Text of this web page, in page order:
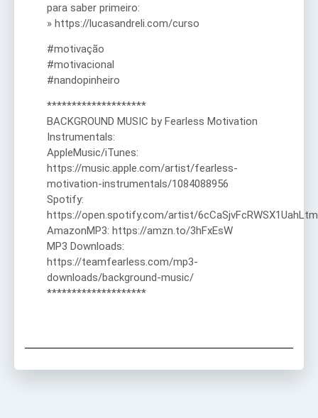
para saber primeiro:
» https://lucasandreli.com/curso
#motivação
#motivacional
#nandopinheiro
********************
BACKGROUND MUSIC by Fearless Motivation
Instrumentals:
AppleMusic/iTunes:
https://music.apple.com/artist/fearless-
motivation-instrumentals/1084088956
Spotify:
https://open.spotify.com/artist/
AmazonMP3: https://amzn.to/3hFxEsW
MP3 Downloads:
https://teamfearless.com/mp3-
downloads/background-music/
********************